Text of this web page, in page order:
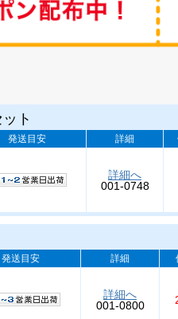
ト
発送目安 詳細
詳細へ
001-0748
発送目安 詳細
詳細へ
001-0800